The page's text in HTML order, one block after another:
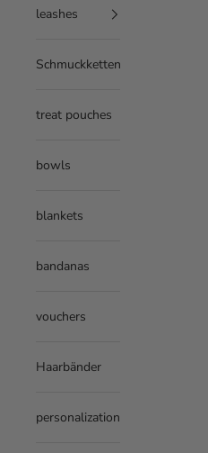
leashes
Schmuckketten
treat pouches
bowls
blankets
bandanas
vouchers
Haarbänder
personalization
🐾 Größenguide für dein
Damit alles perfekt sitzt
und optimal funktioniert,
für deine Hunde: